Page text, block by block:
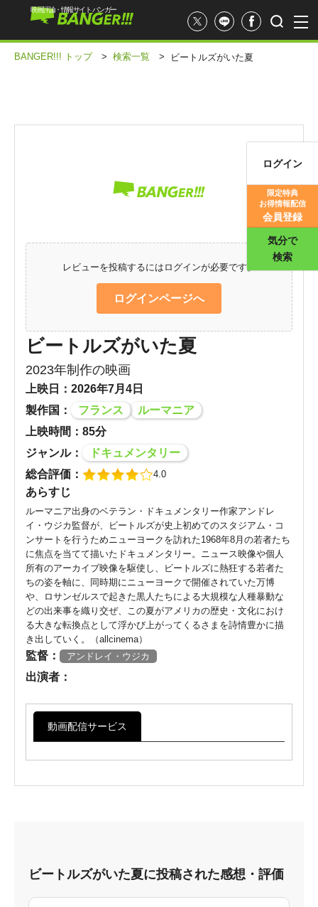
映画評論・情報サイト バンガー
ログイン
限定特典
お得情報配信
会員登録
気分で
検索
BANGER!!! トップ > 検索一覧 > ビートルズがいた夏
レビューを投稿するにはログインが必要です。
ログインページへ
ビートルズがいた夏
2023年制作の映画
上映日：2026年7月4日
製作国：
フランス
ルーマニア
上映時間：85分
ジャンル：
ドキュメンタリー
総合評価：
4.0
あらすじ
ルーマニア出身のベテラン・ドキュメンタリー作家アンドレ
イ・ウジカ監督が、ビートルズが史上初めてのスタジアム・コ
ンサートを行うためニューヨークを訪れた1968年8月の若者たち
に焦点を当てて描いたドキュメンタリー。ニュース映像や個人
所有のアーカイブ映像を駆使し、ビートルズに熱狂する若者た
ちの姿を軸に、同時期にニューヨークで開催されていた万博
や、ロサンゼルスで起きた黒人たちによる大規模な人種暴動な
どの出来事を織り交ぜ、この夏がアメリカの歴史・文化におけ
る大きな転換点として浮かび上がってくるさまを詩情豊かに描
き出していく。（allcinema）
監督： アンドレイ・ウジカ
出演者：
動画配信サービス
ビートルズがいた夏に投稿された感想・評価